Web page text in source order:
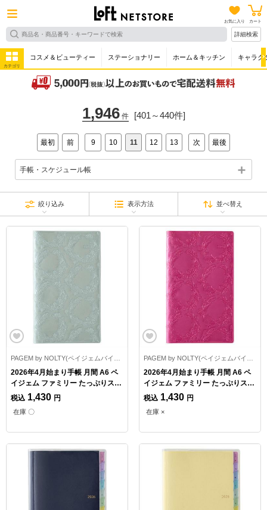
お気に入り カート
詳細検索
カテゴリ
コスメ＆ビューティー ステーショナリー ホーム＆キッチン キャラク
1,946件 [401～440件]
最初 前 9 10 11 12 13 次 最後
手帳・スケジュール帳
絞り込み 表示方法 並べ替え
PAGEM by NOLTY(ペイジェムバイノルティ)
2026年4月始まり手帳 月間 A6 ペ
イジェム ファミリー たっぷりスリ
ム-i 日曜始まり ミント
税込 1,430 円
在庫 〇
PAGEM by NOLTY(ペイジェムバイノルティ)
2026年4月始まり手帳 月間 A6 ペ
イジェム ファミリー たっぷりスリ
ム-i ピンク
税込 1,430 円
在庫 ×